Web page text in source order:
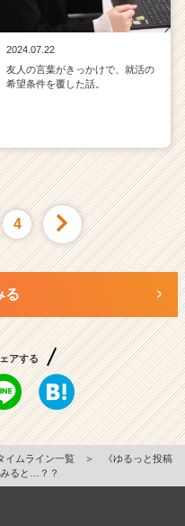
2024.07.22
友人の言葉がきっかけで、就活の
希望条件を覆した話。
4
る
アする
イムライン一覧 ＞
《ゆるっと投稿
ると…？？